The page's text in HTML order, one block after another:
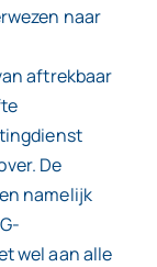
naar
aftrekbaar
De
namelijk
wel aan alle